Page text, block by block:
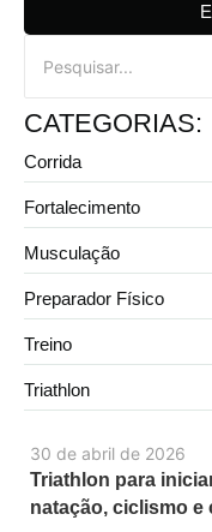
30 de abril de 2026
Triathlon para
natação, ciclismo e
CATEGORIAS:
Corrida
Fortalecimento
Musculação
Preparador Físico
Treino
Triathlon